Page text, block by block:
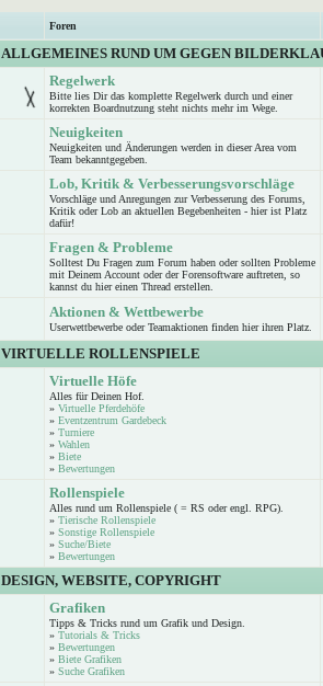
Foren
ALLGEMEINES RUND UM GEGEN
Regelwerk
Bitte lies Dir das komplette Regelwerk durch und einer
korrekten Boardnutzung steht nichts mehr im Wege.
Neuigkeiten
Neuigkeiten und Änderungen werden in dieser Area vom
Team bekanntgegeben.
Lob, Kritik & Verbesserungsvorschläge
Vorschläge und Anregungen zur Verbesserung des Forums,
Kritik oder Lob an aktuellen Begebenheiten - hier ist Platz
dafür!
Fragen & Probleme
Solltest Du Fragen zum Forum haben oder sollten Probleme
mit Deinem Account oder der Forensoftware auftreten, so
kannst du hier einen Thread erstellen.
Aktionen & Wettbewerbe
Userwettbewerbe oder Teamaktionen finden hier ihren Platz.
VIRTUELLE ROLLENSPIELE
Virtuelle Höfe
Alles für Deinen Hof.
» Virtuelle Pferdehöfe
» Eventzentrum Gardebeck
» Turniere
» Wahlen
» Biete
» Bewertungen
Rollenspiele
Alles rund um Rollenspiele ( = RS oder engl. RPG).
» Tierische Rollenspiele
» Sonstige Rollenspiele
» Suche/Biete
» Bewertungen
DESIGN, WEBSITE, COPYRIGHT
Grafiken
Tipps & Tricks rund um Grafik und Design.
» Tutorials & Tricks
» Bewertungen
» Biete Grafiken
» Suche Grafiken